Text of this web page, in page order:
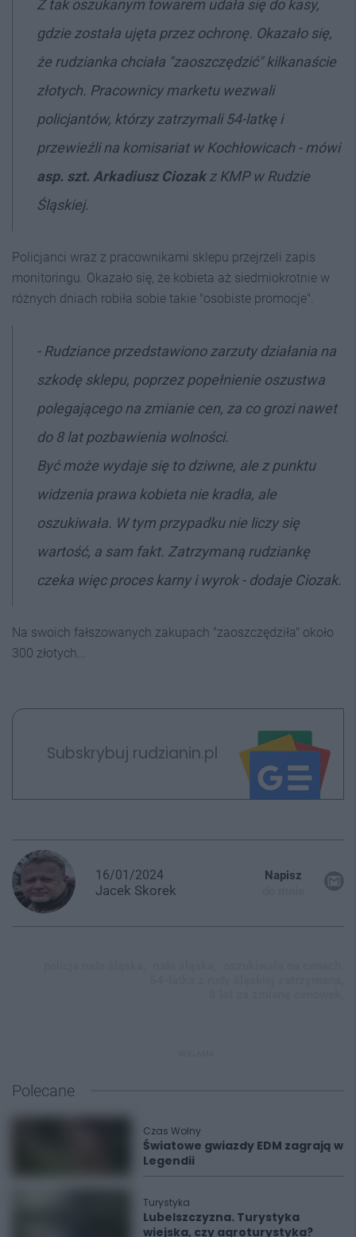
Z tak oszukanym towarem udała się do kasy,
gdzie została ujęta przez ochronę. Okazało się,
że rudzianka chciała "zaoszczędzić" kilkanaście
złotych. Pracownicy marketu wezwali
policjantów, którzy zatrzymali 54-latkę i
przewieźli na komisariat w Kochłowicach - mówi
asp. szt. Arkadiusz Ciozakz KMP w Rudzie
Śląskiej.
Policjanci wraz z pracownikami sklepu przejrzeli zapis
monitoringu. Okazało się, że kobieta aż siedmiokrotnie w
różnych dniach robiła sobie takie "osobiste promocje".
- Rudziance przedstawiono zarzuty działania na
szkodę sklepu, poprzez popełnienie oszustwa
polegającego na zmianie cen, za co grozi nawet
do 8 lat pozbawienia wolności.
Być może wydaje się to dziwne, ale z punktu
widzenia prawa kobieta nie kradła, ale
oszukiwała. W tym przypadku nie liczy się
wartość, a sam fakt. Zatrzymaną rudziankę
czeka więc proces karny i wyrok - dodaje Ciozak.
Na swoich fałszowanych zakupach "zaoszczędziła" około
300 złotych...
Subskrybuj rudzianin.pl
16/01/2024
Jacek Skorek
Napisz
Polecane
Czas Wolny
Światowe gwiazdy EDM zagrają w
Legendii
Turystyka
Lubelszczyzna. Turystyka
wiejska, czy agroturystyka?